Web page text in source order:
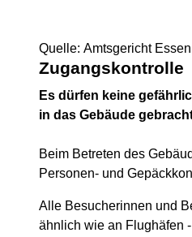
Quelle: Amtsgericht Essen
Zugangskontrolle
Es dürfen keine
in das Gebäude
Beim Betreten des
Personen- und
Alle Besucherinnen und
ähnlich wie an Flughäfen